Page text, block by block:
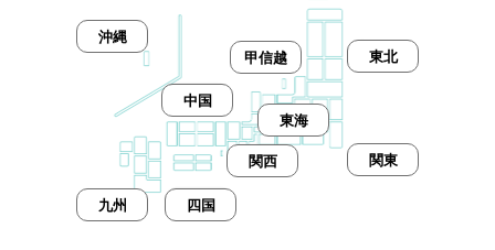
東北
甲信越
東海
関東
関西
中国
四国
九州
沖縄